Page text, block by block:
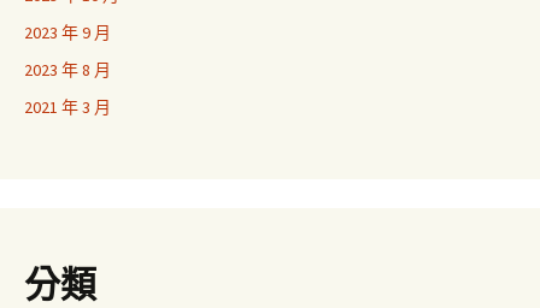
2023 年 9 月
2023 年 8 月
2021 年 3 月
分類